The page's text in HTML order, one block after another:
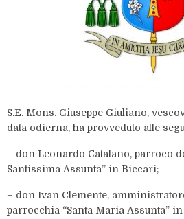
S.E. Mons. Giuseppe Giuliano,
data odierna, ha provveduto alle
– don Leonardo Catalano, parroco
Santissima Assunta” in Biccari;
– don Ivan Clemente,
parrocchia “Santa Maria Assunta”